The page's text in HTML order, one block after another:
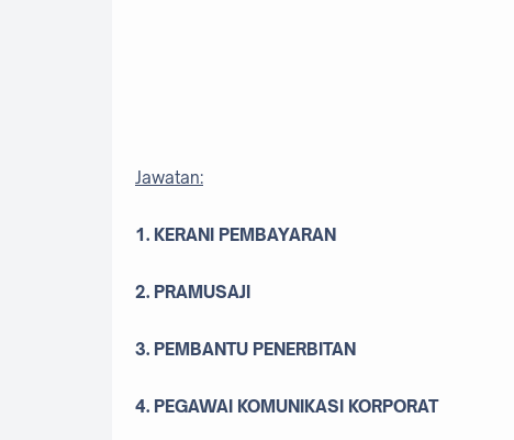
Jawatan:
1. KERANI PEMBAYARAN
2. PRAMUSAJI
3. PEMBANTU PENERBITAN
4. PEGAWAI KOMUNIKASI KORPORAT